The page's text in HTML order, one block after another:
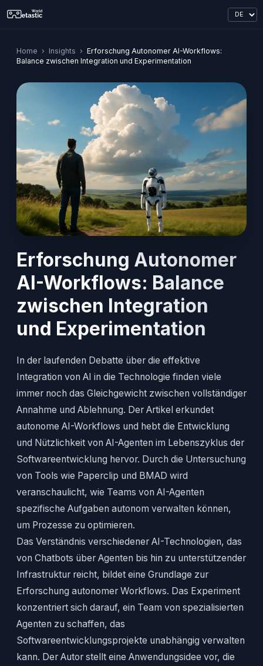
Home › Insights › Erforschung Autonomer AI-Workflows:
Balance zwischen Integration und Experimentation
Erforschung Autonomer
AI-Workflows: Balance
zwischen Integration
und Experimentation
In der laufenden Debatte über die effektive
Integration von AI in die Technologie finden viele
immer noch das Gleichgewicht zwischen vollständiger
Annahme und Ablehnung. Der Artikel erkundet
autonome AI-Workflows und hebt die Entwicklung
und Nützlichkeit von AI-Agenten im Lebenszyklus der
Softwareentwicklung hervor. Durch die Untersuchung
von Tools wie Paperclip und BMAD wird
veranschaulicht, wie Teams von AI-Agenten
spezifische Aufgaben autonom verwalten können,
um Prozesse zu optimieren.
Das Verständnis verschiedener AI-Technologien, das
von Chatbots über Agenten bis hin zu unterstützender
Infrastruktur reicht, bildet eine Grundlage zur
Erforschung autonomer Workflows. Das Experiment
konzentriert sich darauf, ein Team von spezialisierten
Agenten zu schaffen, das
Softwareentwicklungsprojekte unabhängig verwalten
kann. Der Autor stellt eine Anwendungsidee vor, die